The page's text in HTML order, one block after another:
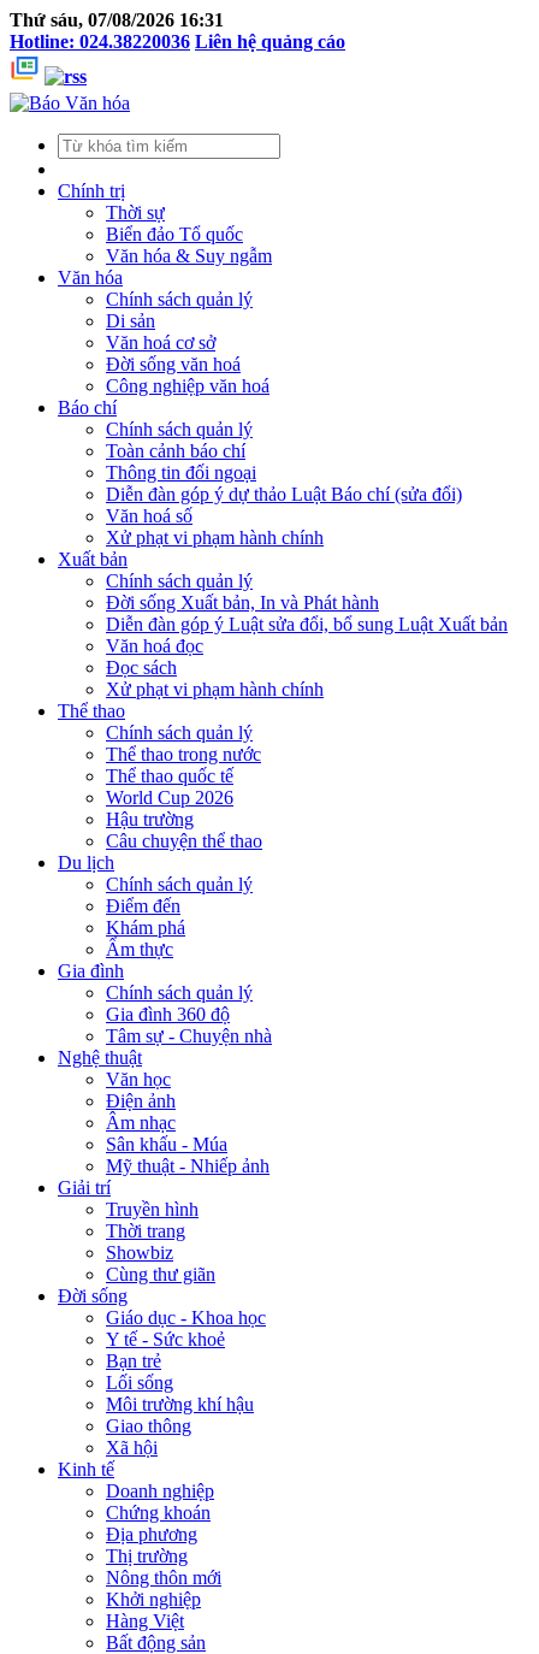
Thứ sáu, 07/08/2026 16:31
Hotline: 024.38220036 Liên hệ quảng cáo
Chính trị
Thời sự
Biển đảo Tổ quốc
Văn hóa & Suy ngẫm
Văn hóa
Chính sách quản lý
Di sản
Văn hoá cơ sở
Đời sống văn hoá
Công nghiệp văn hoá
Báo chí
Chính sách quản lý
Toàn cảnh báo chí
Thông tin đối ngoại
Diễn đàn góp ý dự thảo Luật Báo chí (sửa đổi)
Văn hoá số
Xử phạt vi phạm hành chính
Xuất bản
Chính sách quản lý
Đời sống Xuất bản, In và Phát hành
Diễn đàn góp ý Luật sửa đổi, bổ sung Luật Xuất bản
Văn hoá đọc
Đọc sách
Xử phạt vi phạm hành chính
Thể thao
Chính sách quản lý
Thể thao trong nước
Thể thao quốc tế
World Cup 2026
Hậu trường
Câu chuyện thể thao
Du lịch
Chính sách quản lý
Điểm đến
Khám phá
Ẩm thực
Gia đình
Chính sách quản lý
Gia đình 360 độ
Tâm sự - Chuyện nhà
Nghệ thuật
Văn học
Điện ảnh
Âm nhạc
Sân khấu - Múa
Mỹ thuật - Nhiếp ảnh
Giải trí
Truyền hình
Thời trang
Showbiz
Cùng thư giãn
Đời sống
Giáo dục - Khoa học
Y tế - Sức khoẻ
Bạn trẻ
Lối sống
Môi trường khí hậu
Giao thông
Xã hội
Kinh tế
Doanh nghiệp
Chứng khoán
Địa phương
Thị trường
Nông thôn mới
Khởi nghiệp
Hàng Việt
Bất động sản